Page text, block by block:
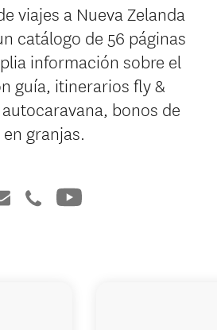
viajes a Nueva Zelanda
catálogo de 56 páginas
información sobre el
guía, itinerarios fly &
bonos de
granjas.